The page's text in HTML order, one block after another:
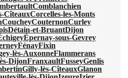
Comblanchien
CîteauxCorcelles-les-Monts
CoucheyCouternonCurley
Détain-et-BruantDijon
Épernay-sous-Gevrey
FénayFixin
lès-AuxonneFlammerans
DijonFranxaultFusseyGenlis
Gilly-lès-CîteauxGlanon